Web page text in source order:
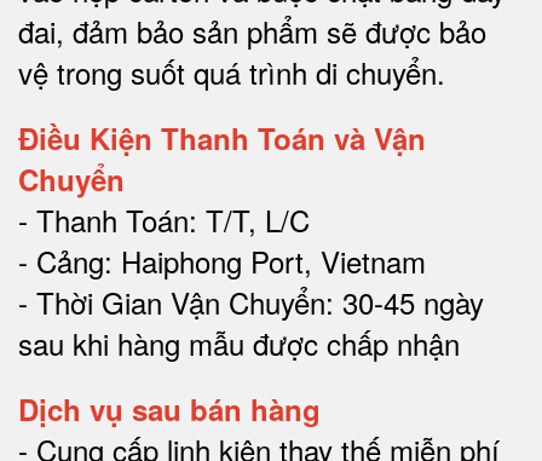
đai, đảm bảo sản phẩm sẽ được bảo
vệ trong suốt quá trình di chuyển.
Điều Kiện Thanh Toán và Vận
Chuyển
- Thanh Toán: T/T, L/C
- Cảng: Haiphong Port, Vietnam
- Thời Gian Vận Chuyển: 30-45 ngày
sau khi hàng mẫu được chấp nhận
Dịch vụ sau bán hàng
- Cung cấp linh kiện thay thế miễn phí